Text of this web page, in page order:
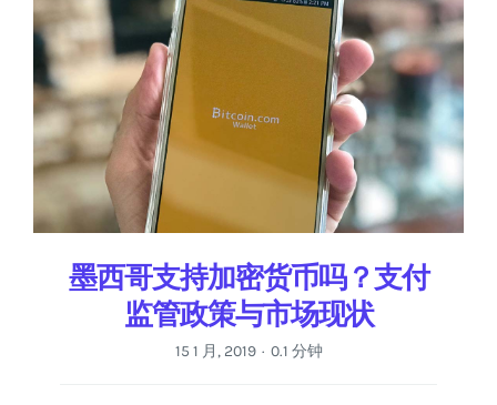
联系我们
墨西哥支持加密货币吗？支付
监管政策与市场现状
15 1 月, 2019 · 0.1 分钟